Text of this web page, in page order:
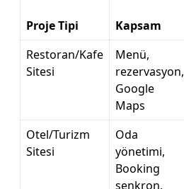
Proje Tipi Kapsam
Restoran/Kafe
Sitesi
Menü,
rezervasyon,
Google
Maps
Otel/Turizm
Sitesi
Oda
yönetimi,
Booking
senkron,